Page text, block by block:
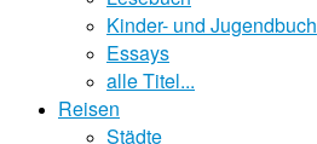
Kinder- und Jugendbuch
Essays
alle Titel...
Reisen
Städte